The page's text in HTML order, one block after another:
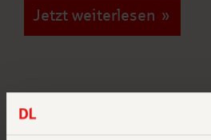
Jetzt weiterlesen